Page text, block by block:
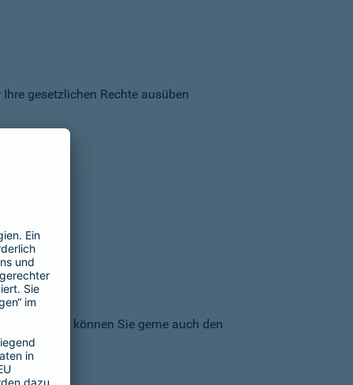
gesetzlichen Rechte ausüben
AG können Sie gerne auch den